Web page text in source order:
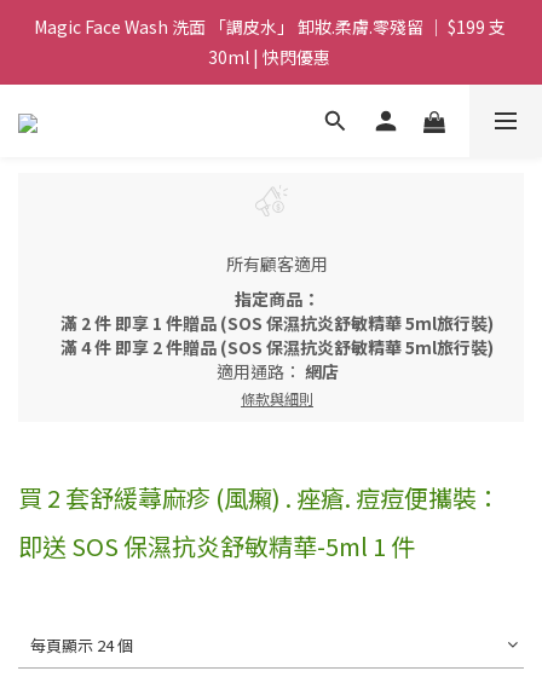
Magic Face Wash 洗面 「調皮水」 卸妝.柔膚.零殘留 ｜ $199 支
30ml | 快閃優惠
Magic Face Wash 洗面 「調皮水」 卸妝.柔膚.零殘留 ｜ $199 支
30ml | 快閃優惠
G8 皇牌孖寶 ｜ 鱷魚油精華 + Soothing Cream 套裝 | $488 set 2
買滿 $1800 送支 洗面 「調皮水」 原價 $268 / 支 30ml  🎁 ｜  送完
30ml | 快閃優惠
所有顧客適用
指定商品：
滿 2 件 即享 1 件贈品 (SOS 保濕抗炎舒敏精華 5ml旅行裝)
滿 4 件 即享 2 件贈品 (SOS 保濕抗炎舒敏精華 5ml旅行裝)
適用通路： 網店
條款與細則
買 2 套舒緩蕁麻疹 (風癩) . 痤瘡. 痘痘便攜裝：
即送 SOS 保濕抗炎舒敏精華-5ml 1 件
每頁顯示 24 個